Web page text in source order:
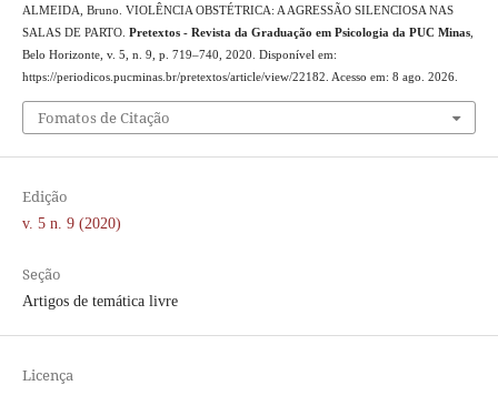
ALMEIDA, Bruno. VIOLÊNCIA OBSTÉTRICA: A AGRESSÃO SILENCIOSA NAS
SALAS DE PARTO. Pretextos - Revista da Graduação em Psicologia da PUC Minas,
Belo Horizonte, v. 5, n. 9, p. 719–740, 2020. Disponível em:
https://periodicos.pucminas.br/pretextos/article/view/22182. Acesso em: 8 ago. 2026.
Fomatos de Citação
Edição
v. 5 n. 9 (2020)
Seção
Artigos de temática livre
Licença